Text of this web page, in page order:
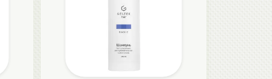
LIMBA Premium Line Маска-
реконструктор для волос | 750мл | LIMBA
Cosmetics Premium Line Reconstruction